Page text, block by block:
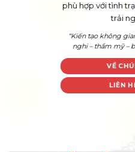
phù hợpvới tình
trải
“Kiến tạo không
nghi – thẩm mỹ –
VỀ
LIÊN